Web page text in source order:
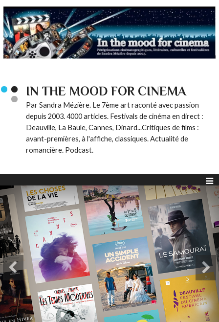
IN THE MOOD FOR CINEMA
Par Sandra Mézière. Le 7ème art raconté avec passion
depuis 2003. 4000 articles. Festivals de cinéma en direct :
Deauville, La Baule, Cannes, Dinard...Critiques de films :
avant-premières, à l'affiche, classiques. Actualité de
romancière. Podcast.